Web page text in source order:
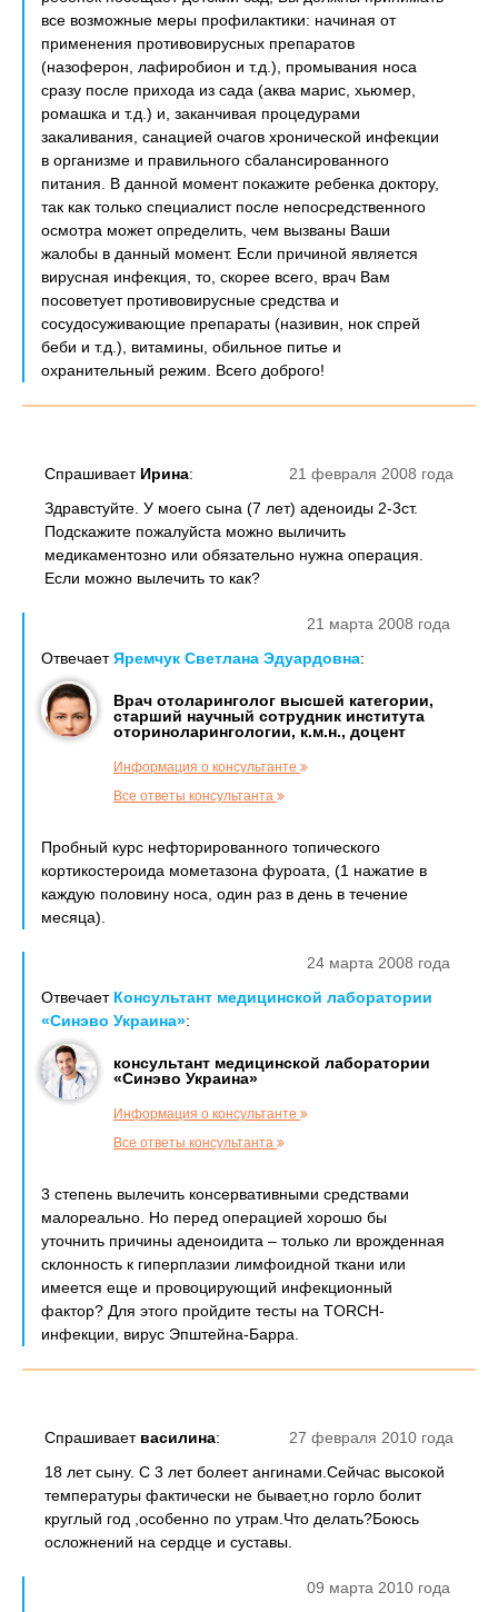
все возможные меры профилактики: начиная от
применения противовирусных препаратов
(назоферон, лафиробион и т.д.), промывания носа
сразу после прихода из сада (аква марис, хьюмер,
ромашка и т.д.) и, заканчивая процедурами
закаливания, санацией очагов хронической инфекции
в организме и правильного сбалансированного
питания. В данной момент покажите ребенка доктору,
так как только специалист после непосредственного
осмотра может определить, чем вызваны Ваши
жалобы в данный момент. Если причиной является
вирусная инфекция, то, скорее всего, врач Вам
посоветует противовирусные средства и
сосудосуживающие препараты (називин, нок спрей
беби и т.д.), витамины, обильное питье и
охранительный режим. Всего доброго!
21 февраля 2008 года
Спрашивает Ирина:
Здравстуйте. У моего сына (7 лет) аденоиды 2-3ст.
Подскажите пожалуйста можно выличить
медикаментозно или обязательно нужна операция.
Если можно вылечить то как?
21 марта 2008 года
ОтвечаетЯремчук Светлана Эдуардовна:
Врач отоларинголог высшей категории,
старший научный сотрудник института
оториноларингологии, к.м.н., доцент
Информация о консультанте
Все ответы консультанта
Пробный курс нефторированного топического
кортикостероида мометазона фуроата, (1 нажатие в
каждую половину носа, один раз в день в течение
месяца).
24 марта 2008 года
Отвечает Консультант медицинской лаборатории
«Синэво Украина»:
консультант медицинской лаборатории
«Синэво Украина»
Информация о консультанте
Все ответы консультанта
3 степень вылечить консервативными средствами
малореально. Но перед операцией хорошо бы
уточнить причины аденоидита – только ли врожденная
склонность к гиперплазии лимфоидной ткани или
имеется еще и провоцирующий инфекционный
фактор? Для этого пройдите тесты на TORCH-
инфекции, вирус Эпштейна-Барра.
27 февраля 2010 года
Спрашивает василина:
18 лет сыну. С 3 лет болеет ангинами.Сейчас высокой
температуры фактически не бывает,но горло болит
круглый год ,особенно по утрам.Что делать?Боюсь
осложнений на сердце и суставы.
09 марта 2010 года